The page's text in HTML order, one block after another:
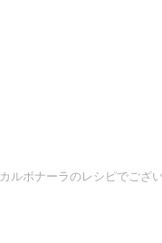
ルボナーラのレシピでござ